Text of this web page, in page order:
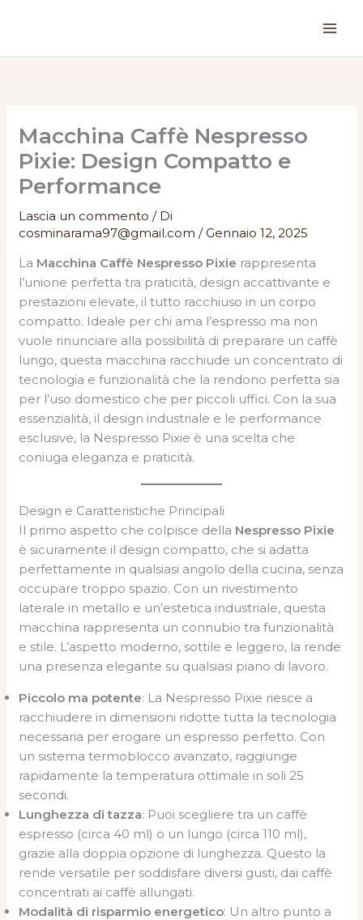
Macchina Caffè Nespresso
Pixie: Design Compatto e
Performance
Lascia un commento / Di
cosminarama97@gmail.com/Gennaio 12, 2025
La Macchina Caffè Nespresso Pixie rappresenta
l’unione perfetta tra praticità, design accattivante e
prestazioni elevate, il tutto racchiuso in un corpo
compatto. Ideale per chi ama l’espresso ma non
vuole rinunciare alla possibilità di preparare un caffè
lungo, questa macchina racchiude un concentrato di
tecnologia e funzionalità che la rendono perfetta sia
per l’uso domestico che per piccoli uffici. Con la sua
essenzialità, il design industriale e le performance
esclusive, la Nespresso Pixie è una scelta che
coniuga eleganza e praticità.
Design e Caratteristiche Principali
Il primo aspetto che colpisce della Nespresso Pixie
è sicuramente il design compatto, che si adatta
perfettamente in qualsiasi angolo della cucina, senza
occupare troppo spazio. Con un rivestimento
laterale in metallo e un’estetica industriale, questa
macchina rappresenta un connubio tra funzionalità
e stile. L’aspetto moderno, sottile e leggero, la rende
una presenza elegante su qualsiasi piano di lavoro.
Piccolo ma potente: La Nespresso Pixie riesce a
racchiudere in dimensioni ridotte tutta la tecnologia
necessaria per erogare un espresso perfetto. Con
un sistema termoblocco avanzato, raggiunge
rapidamente la temperatura ottimale in soli 25
secondi.
Lunghezza di tazza: Puoi scegliere tra un caffè
espresso (circa 40 ml) o un lungo (circa 110 ml),
grazie alla doppia opzione di lunghezza. Questo la
rende versatile per soddisfare diversi gusti, dai caffè
concentrati ai caffè allungati.
Modalità di risparmio energetico: Un altro punto a